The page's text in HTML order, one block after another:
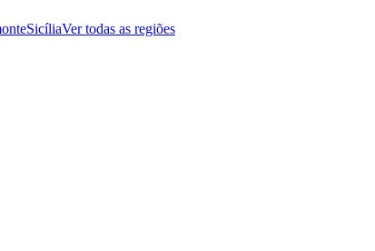
SicíliaVer todas as regiões